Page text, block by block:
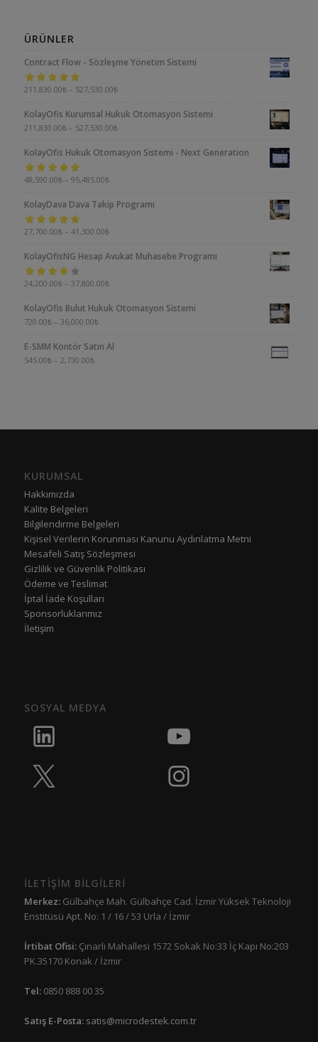
ÜRÜNLER
Contract Flow - Sözleşme Yönetim Sistemi
5 üzerinden
211,830.00₺ – 527,530.00₺
KolayOfis Kurumsal Hukuk Otomasyon Sistemi
211,830.00₺ – 527,530.00₺
KolayOfis Hukuk Otomasyon Sistemi - Next Generation
5 üzerinden
48,590.00₺ – 95,485.00₺
KolayDava Dava Takip Programı
5 üzerinden
27,700.00₺ – 41,300.00₺
KolayOfisNG Hesap Avukat Muhasebe Programı
5
4.00oy aldı
24,200.00₺ – 37,800.00₺
KolayOfis Bulut Hukuk Otomasyon Sistemi
720.00₺ – 36,000.00₺
E-SMM Kontör Satın Al
545.00₺ – 2,730.00₺
KURUMSAL
Hakkımızda
Kalite Belgeleri
Bilgilendirme Belgeleri
Kişisel Verilerin Korunması Kanunu Aydınlatma Metni
Mesafeli Satış Sözleşmesi
Gizlilik ve Güvenlik Politikası
Ödeme ve Teslimat
İptal İade Koşulları
Sponsorluklarımız
İletişim
SOSYAL MEDYA
İLETİŞİM BİLGİLERİ
Merkez:Gülbahçe Mah. Gülbahçe Cad. İzmir Yüksek Teknoloji
Enstitüsü Apt. No: 1 / 16 / 53 Urla / İzmir
İrtibat Ofisi: Çınarlı Mahallesi 1572 Sokak No:33 İç Kapı No:203
PK.35170 Konak / İzmir
Tel:0850 888 00 35
Satış E-Posta: satis@microdestek.com.tr